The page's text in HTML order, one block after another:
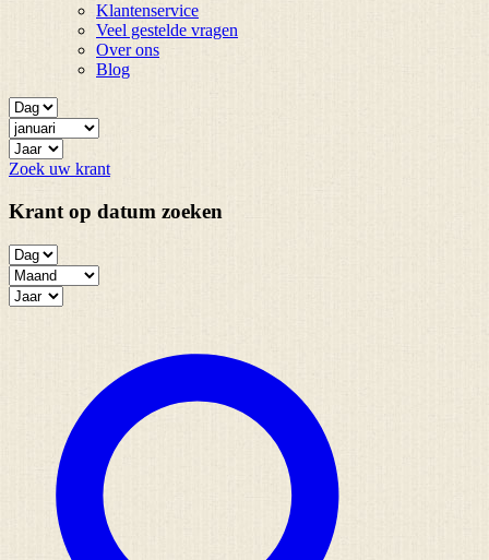
Klantenservice
Veel gestelde vragen
Over ons
Blog
Zoek uw krant
Krant op datum zoeken